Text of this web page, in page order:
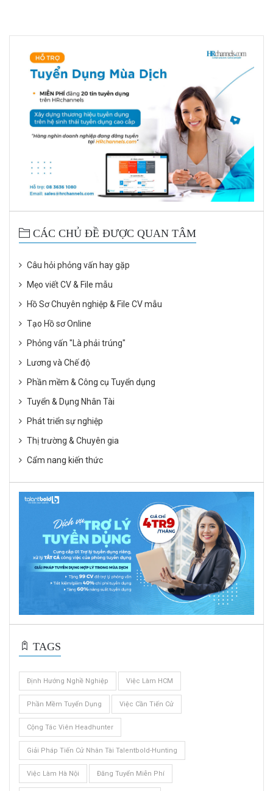
CÁC CHỦ ĐỀ ĐƯỢC QUAN TÂM
Câu hỏi phỏng vấn hay gặp
Mẹo viết CV & File mẫu
Hồ Sơ Chuyên nghiệp & File CV mẫu
Tạo Hồ sơ Online
Phỏng vấn "Là phải trúng"
Lương và Chế độ
Phần mềm & Công cụ Tuyển dụng
Tuyển & Dụng Nhân Tài
Phát triển sự nghiệp
Thị trường & Chuyên gia
Cẩm nang kiến thức
TAGS
Định Hướng Nghề Nghiệp Việc Làm HCM
Phần Mềm Tuyển Dụng Việc Cần Tiến Cử
Cộng Tác Viên Headhunter
Giải Pháp Tiến Cử Nhân Tài Talentbold-Hunting
Việc Làm Hà Nội Đăng Tuyển Miễn Phí